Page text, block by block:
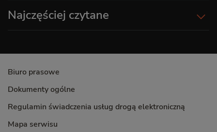
Najczęściej czytane
Biuro prasowe
Dokumenty ogólne
Regulamin świadczenia usług drogą elektroniczną
Mapa serwisu